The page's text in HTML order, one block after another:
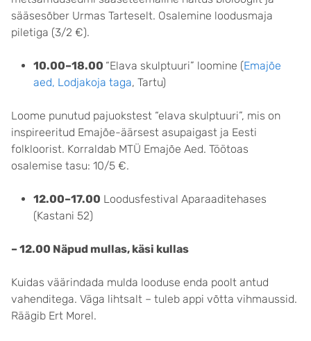
sääsesõber Urmas Tarteselt. Osalemine loodusmaja
piletiga (3/2 €).
10.00–18.00 “Elava skulptuuri” loomine (Emajõe
aed, Lodjakoja taga, Tartu)
Loome punutud pajuokstest “elava skulptuuri”, mis on
inspireeritud Emajõe-äärsest asupaigast ja Eesti
folkloorist. Korraldab MTÜ Emajõe Aed. Töötoas
osalemise tasu: 10/5 €.
12.00–17.00 Loodusfestival Aparaaditehases
(Kastani 52)
– 12.00 Näpud mullas, käsi kullas
Kuidas väärindada mulda looduse enda poolt antud
vahenditega. Väga lihtsalt – tuleb appi võtta vihmaussid.
Räägib Ert Morel.